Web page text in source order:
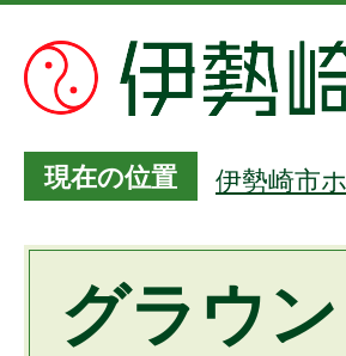
現在の位置 伊勢崎市
グラウ